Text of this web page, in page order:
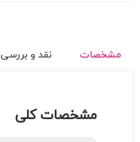
مشخصات نقد و بررسی
مشخصات کلی